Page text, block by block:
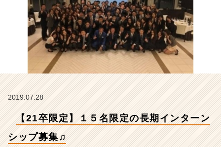
ッ
プ
募
集
♫
【株
t
2019.07.28
【21卒限定】１５名限定の長期インターン
シップ募集♫